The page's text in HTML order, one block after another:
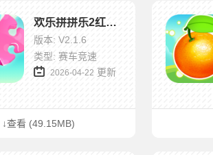
欢乐拼拼乐2红包版
版本: V2.1.6
类型: 赛车竞速
2026-04-22 更新
↓查看 (49.15MB)